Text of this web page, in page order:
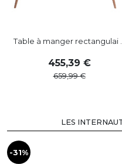
Table à manger rectangulai
455,39
659,99
LES
-31%